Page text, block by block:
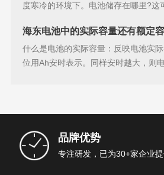
度寒冷的环境下。电池储存在哪里?这
海东电池中的实际容量还有额定
什么是电池的实际容量：反映电池实
位用Ah安时表示。同样安时越大，则
品牌优势
专注研发，已为30+家企业